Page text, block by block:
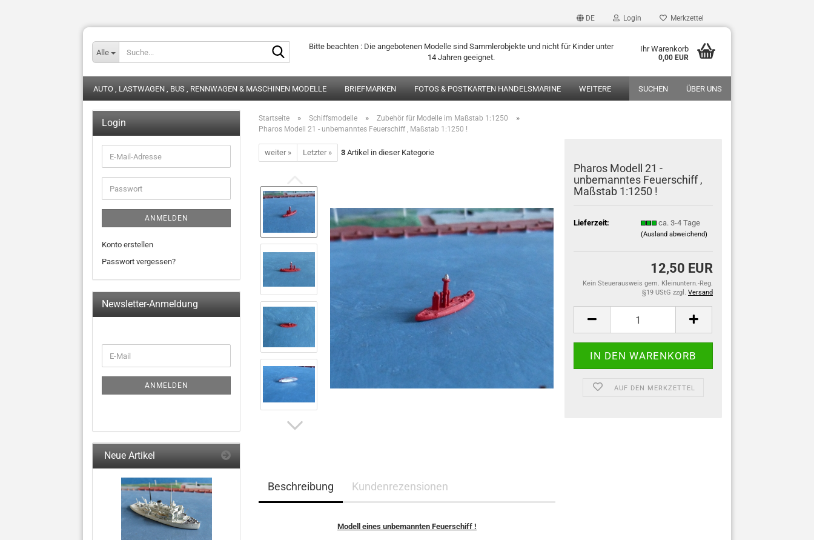
DE Login Merkzettel
Alle
Suche...Bitte beachten : Die angebotenen Modelle sind Sammlerobjekte und nicht für Kinder unter
14 Jahren geeignet.
Ihr Warenkorb
0,00 EUR
AUTO , LASTWAGEN , BUS , RENNWAGEN & MASCHINEN MODELLE BRIEFMARKEN FOTOS & POSTKARTEN HANDELSMARINE SUCHEN ÜBER UNS
WEITERE
Startseite » Schiffsmodelle » Zubehör für Modelle im Maßstab 1:1250 »
Pharos Modell 21 - unbemanntes Feuerschiff , Maßstab 1:1250 !
weiter » Letzter » 3 Artikel in dieser Kategorie
Pharos Modell 21 -
unbemanntes Feuerschiff ,
Maßstab 1:1250 !
Lieferzeit: ca. 3-4 Tage
(Ausland abweichend)
12,50 EUR
Kein Steuerausweis gem. Kleinuntern.-Reg.
§19 UStG zzgl. Versand
AUF DEN MERKZETTEL
Beschreibung Kundenrezensionen
Modell eines unbemannten Feuerschiff !
Login
E-
Mail-
Adresse
Passwort
ANMELDEN
Konto erstellen
Passwort vergessen?
Newsletter-Anmeldung
ZUR
ANMELDUNG
E-
Mail
ANMELDEN
Neue Artikel